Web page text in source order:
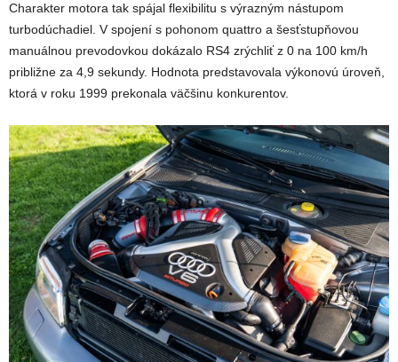
Charakter motora tak spájal flexibilitu s výrazným nástupom
turbodúchadiel. V spojení s pohonom quattro a šesťstupňovou
manuálnou prevodovkou dokázalo RS4 zrýchliť z 0 na 100 km/h
približne za 4,9 sekundy. Hodnota predstavovala výkonovú úroveň,
ktorá v roku 1999 prekonala väčšinu konkurentov.